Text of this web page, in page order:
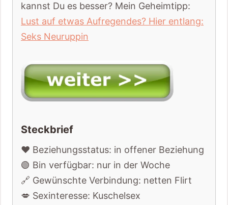
kannst Du es besser? Mein Geheimtipp:
Lust auf etwas Aufregendes? Hier entlang:
Seks Neuruppin
Steckbrief
❤️ Beziehungsstatus: in offener Beziehung
🟢 Bin verfügbar: nur in der Woche
🔗 Gewünschte Verbindung: netten Flirt
💋 Sexinteresse: Kuschelsex